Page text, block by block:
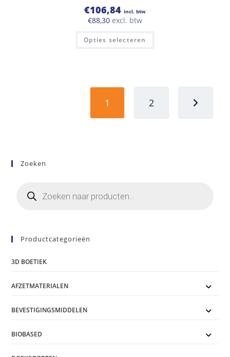
€106,84 incl. btw
€88,30 excl. btw
Opties selecteren
Dit
heeft
worden
op
1 2
Zoeken
zoeken
Productcategorieën
3D BOETIEK
AFZETMATERIALEN
BEVESTIGINGSMIDDELEN
BIOBASED